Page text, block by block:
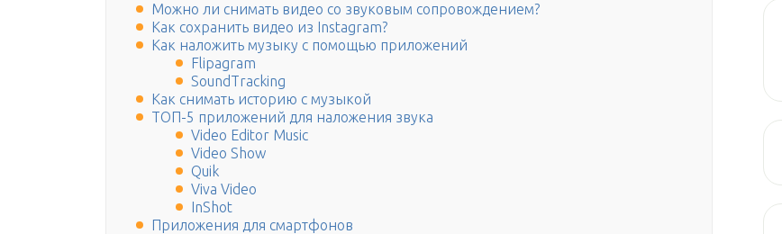
Можно ли снимать видео со звуковым сопровождением?
Как сохранить видео из Instagram?
Как наложить музыку с помощью приложений
Flipagram
SoundTracking
Как снимать историю с музыкой
ТОП-5 приложений для наложения звука
Video Editor Music
Video Show
Quik
Viva Video
InShot
Приложения для смартфонов